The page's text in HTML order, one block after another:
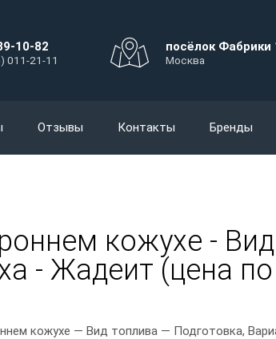
10-82
011-21-11
посёлок Фабрики
Москва
Отзывы Контакты Бренды
кожухе -
- Жадеит (цена
кожухе — Вид топлива — Подготовка,